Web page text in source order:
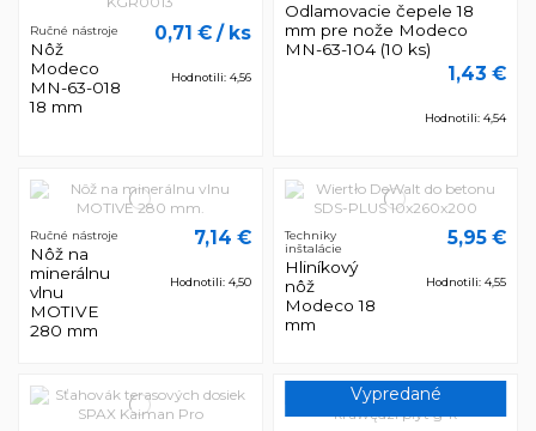
Ručné nástroje
Nôž
Modeco
MN-63-018
18 mm
0,71 € / ks
Hodnotili: 4,56
Odlamovacie čepele 18
mm pre nože Modeco
MN-63-104 (10 ks)
1,43 €
Hodnotili: 4,54
Ručné nástroje
Nôž na
minerálnu
vlnu
MOTIVE
280 mm
7,14 €
Hodnotili: 4,50
Techniky
inštalácie
Hliníkový
nôž
Modeco 18
mm
5,95 €
Hodnotili: 4,55
Vypredané